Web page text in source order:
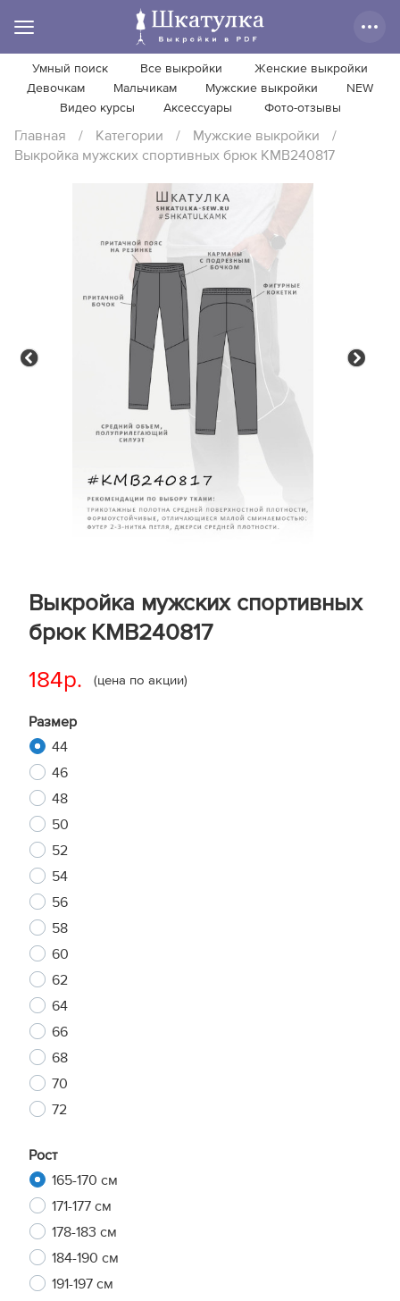
Умный поиск Все выкройки
Женские выкройки
Девочкам
Мальчикам Мужские выкройки
NEW
Видео курсы
Аксессуары Фото-отзывы
Главная / Категории / Мужские выкройки
/
Выкройка мужских спортивных брюк KMB240817
Выкройка мужских спортивных
брюк KMB240817
184р. (цена по акции)
Размер
44
46
48
50
52
54
56
58
60
62
64
66
68
70
72
Рост
165-170 см
171-177 см
178-183 см
184-190 см
191-197 см